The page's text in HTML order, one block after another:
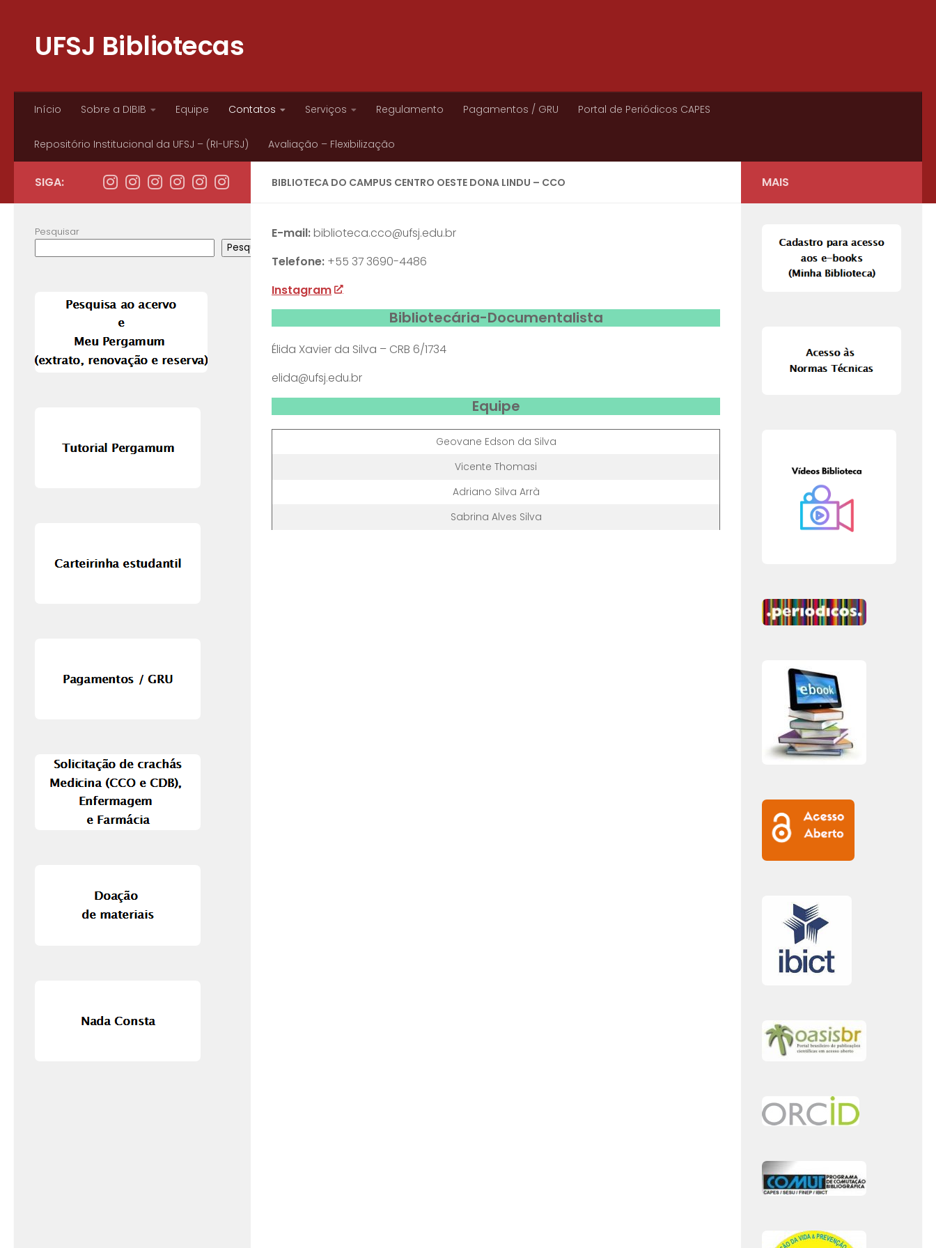
UFSJ Bibliotecas
Início Sobre a DIBIB Equipe Contatos Serviços Regulamento Pagamentos / GRU Portal de Periódicos CAPES
Repositório Institucional da UFSJ – (RI-UFSJ) Avaliação – Flexibilização
BIBLIOTECA DO CAMPUS CENTRO OESTE DONA LINDU – CCO
E-mail:biblioteca.cco@ufsj.edu.br
Telefone: +55 37 3690-4486
Instagram
Bibliotecária-Documentalista
Élida Xavier da Silva – CRB 6/1734
elida@ufsj.edu.br
Equipe
Geovane Edson da Silva
Vicente Thomasi
Adriano Silva Arrà
Sabrina Alves Silva
SIGA:
Pesquisar
Pesquisar
MAIS